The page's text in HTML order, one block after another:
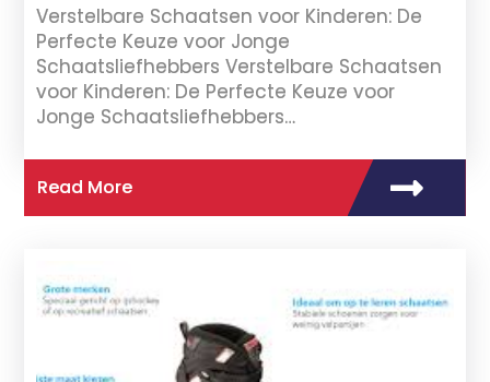
Verstelbare Schaatsen voor Kinderen: De
Perfecte Keuze voor Jonge
Schaatsliefhebbers Verstelbare Schaatsen
voor Kinderen: De Perfecte Keuze voor
Jonge Schaatsliefhebbers…
Read More